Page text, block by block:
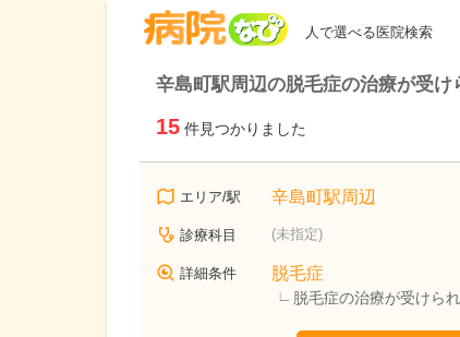
人で選べる医院検索
辛島町駅周辺の脱毛症の治療が受け
15 件見つかりました
エリア/駅 辛島町駅周辺
診療科目 (未指定)
詳細条件 脱毛症
脱毛症の治療が受けら